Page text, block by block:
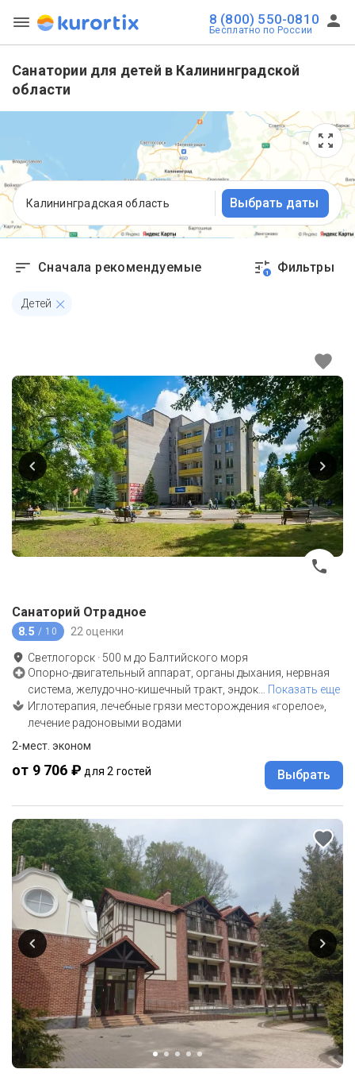
8 (800) 550-0810
Бесплатно по России
Санатории для детей в Калининградской
области
Калининградская область Выбрать даты
Сначала рекомендуемые 1 Фильтры
Детей
Санаторий Отрадное
8.5 / 10 22 оценки
Светлогорск · 500 м до Балтийского моря
Опорно-двигательный аппарат, органы дыхания, нервная
система, желудочно-кишечный тракт, эндок… Показать еще
Иглотерапия, лечебные грязи месторождения «горелое»,
лечение радоновыми водами
2-мест. эконом
от 9 706 ₽ для 2 гостей Выбрать